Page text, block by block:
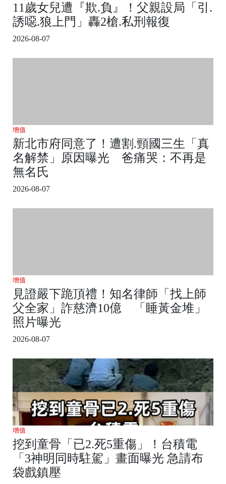
11歲女兒遭『欺.負』！父親設局「引.
誘噁.狼上門」轟2槍.私刑報復
2026-08-07
增值
新北市府同意了！遭割.頸國三生「真
名解禁」原因曝光 爸痛哭：不再是
無名氏
2026-08-07
增值
見證嚴下跪頂禮！知名律師「找上師
父全家」詐慈濟10億 「睡黃金堆」
照片曝光
2026-08-07
增值
挖到童骨「已2.死5重傷」！台積電
「3神明同時駐駕」畫面曝光 急請布
袋戲鎮壓